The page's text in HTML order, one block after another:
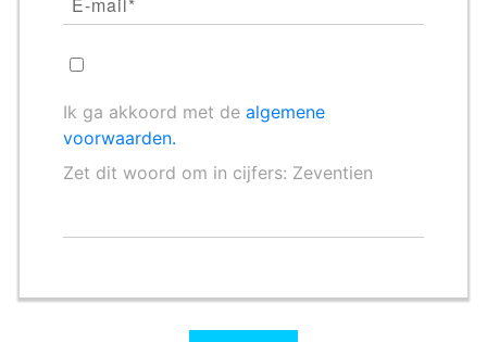
Ik ga akkoord met dealgemene
voorwaarden.
Zet dit woord om in cijfers: Zeventien